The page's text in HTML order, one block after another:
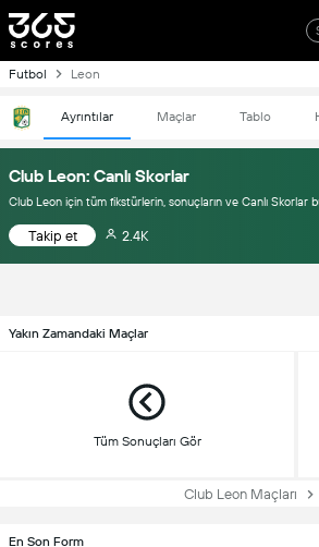
Futbol Leon
Ayrıntılar Maçlar Tablo
Club Leon: Canlı Skorlar
Club Leon için tüm fikstürlerin, sonuçların ve Canlı Skorlar
Takip et 2.4K
Yakın Zamandaki Maçlar
Tüm Sonuçları Gör
Club Leon Maçları
En Son Form